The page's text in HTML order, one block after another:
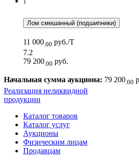
Лом смешанный (подшипники)
11 000.00 руб./Т
7.2
79 200.00 руб.
Начальная сумма аукциона: 79 200.00
Реализация неликвидной
продукции
Каталог товаров
Каталог услуг
Аукционы
Физическим лицам
Продавцам